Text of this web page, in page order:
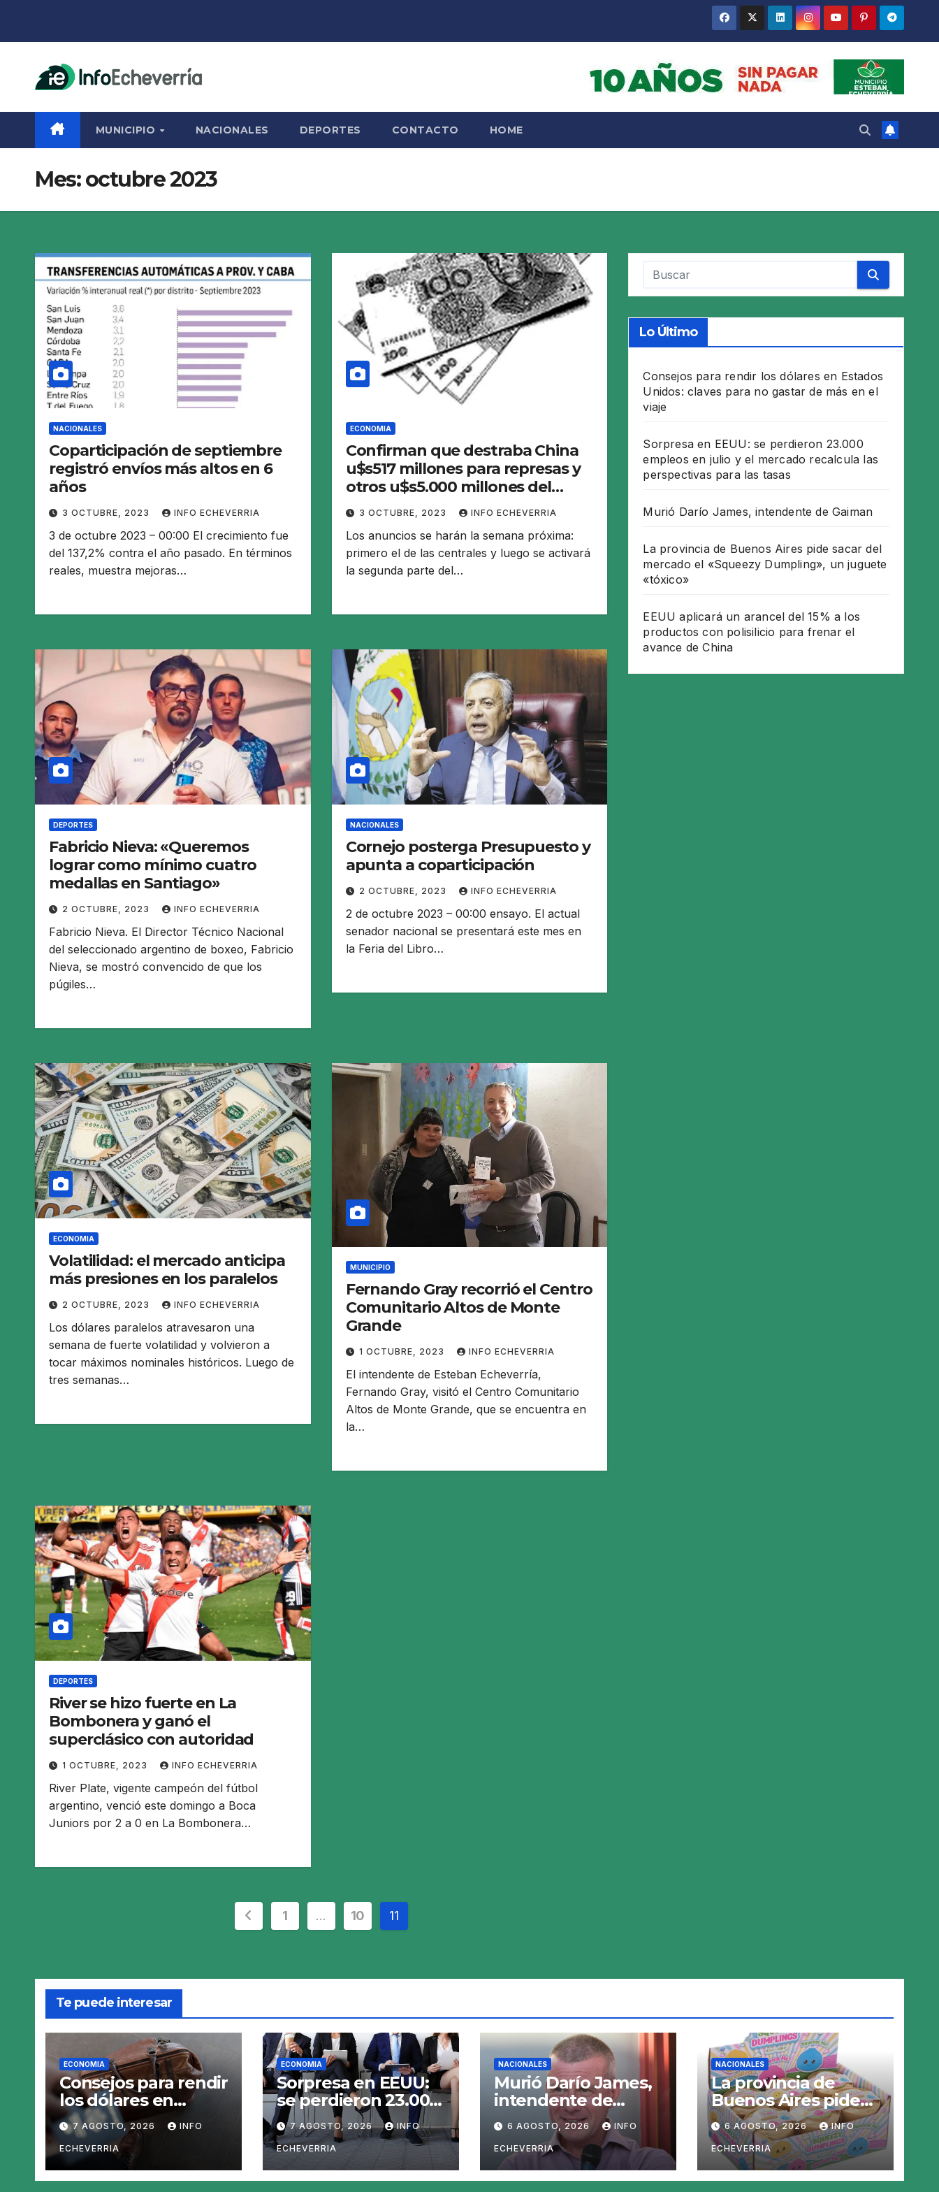
MUNICIPIO NACIONALES DEPORTES CONTACTO HOME
Mes:octubre 2023
NACIONALES
Coparticipación de septiembre
registró envíos más altos en 6
años
3 OCTUBRE, 2023 INFO ECHEVERRIA
3 de octubre 2023 – 00:00 El crecimiento fue
del 137,2% contra el año pasado. En términos
reales, muestra mejoras…
ECONOMIA
Confirman que destraba China
u$s517 millones para represas y
otros u$s5.000 millones del
swap
3 OCTUBRE, 2023 INFO ECHEVERRIA
Los anuncios se harán la semana próxima:
primero el de las centrales y luego se activará
la segunda parte del…
DEPORTES
Fabricio Nieva: «Queremos
lograr como mínimo cuatro
medallas en Santiago»
2 OCTUBRE, 2023 INFO ECHEVERRIA
Fabricio Nieva. El Director Técnico Nacional
del seleccionado argentino de boxeo, Fabricio
Nieva, se mostró convencido de que los
púgiles…
NACIONALES
Cornejo posterga Presupuesto y
apunta a coparticipación
2 OCTUBRE, 2023 INFO ECHEVERRIA
2 de octubre 2023 – 00:00 ensayo. El actual
senador nacional se presentará este mes en
la Feria del Libro…
ECONOMIA
Volatilidad: el mercado anticipa
más presiones en los paralelos
2 OCTUBRE, 2023 INFO ECHEVERRIA
Los dólares paralelos atravesaron una
semana de fuerte volatilidad y volvieron a
tocar máximos nominales históricos. Luego de
tres semanas…
MUNICIPIO
Fernando Gray recorrió el Centro
Comunitario Altos de Monte
Grande
1 OCTUBRE, 2023 INFO ECHEVERRIA
El intendente de Esteban Echeverría,
Fernando Gray, visitó el Centro Comunitario
Altos de Monte Grande, que se encuentra en
la…
DEPORTES
River se hizo fuerte en La
Bombonera y ganó el
superclásico con autoridad
1 OCTUBRE, 2023 INFO ECHEVERRIA
River Plate, vigente campeón del fútbol
argentino, venció este domingo a Boca
Juniors por 2 a 0 en La Bombonera…
Paginación
entradas
1 … 10 11
Lo Último
Consejos para rendir los dólares en Estados
Unidos: claves para no gastar de más en el
viaje
Sorpresa en EEUU: se perdieron 23.000
empleos en julio y el mercado recalcula las
perspectivas para las tasas
Murió Darío James, intendente de Gaiman
La provincia de Buenos Aires pide sacar del
mercado el «Squeezy Dumpling», un juguete
«tóxico»
EEUU aplicará un arancel del 15% a los
productos con polisilicio para frenar el
avance de China
Te puede interesar
ECONOMIA
Consejos para rendir
los dólares en
Estados Unidos:
claves para no
gastar de más en el
viaje
7 AGOSTO, 2026 INFO
ECHEVERRIA
ECONOMIA
Sorpresa en EEUU:
se perdieron 23.000
empleos en julio y el
mercado recalcula
las perspectivas
para las tasas
7 AGOSTO, 2026 INFO
ECHEVERRIA
NACIONALES
Murió Darío James,
intendente de
Gaiman
6 AGOSTO, 2026 INFO
ECHEVERRIA
NACIONALES
La provincia de
Buenos Aires pide
sacar del mercado
el «Squeezy
Dumpling», un
juguete «tóxico»
6 AGOSTO, 2026 INFO
ECHEVERRIA